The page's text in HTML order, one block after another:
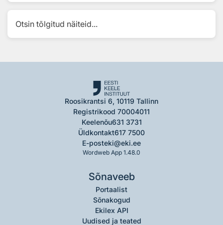
Otsin tõlgitud näiteid...
Roosikrantsi 6, 10119 Tallinn
Registrikood 70004011
Keelenõu631 3731
Üldkontakt617 7500
E-posteki@eki.ee
Wordweb App 1.48.0
Sõnaveeb
Portaalist
Sõnakogud
Ekilex API
Uudised ja teated